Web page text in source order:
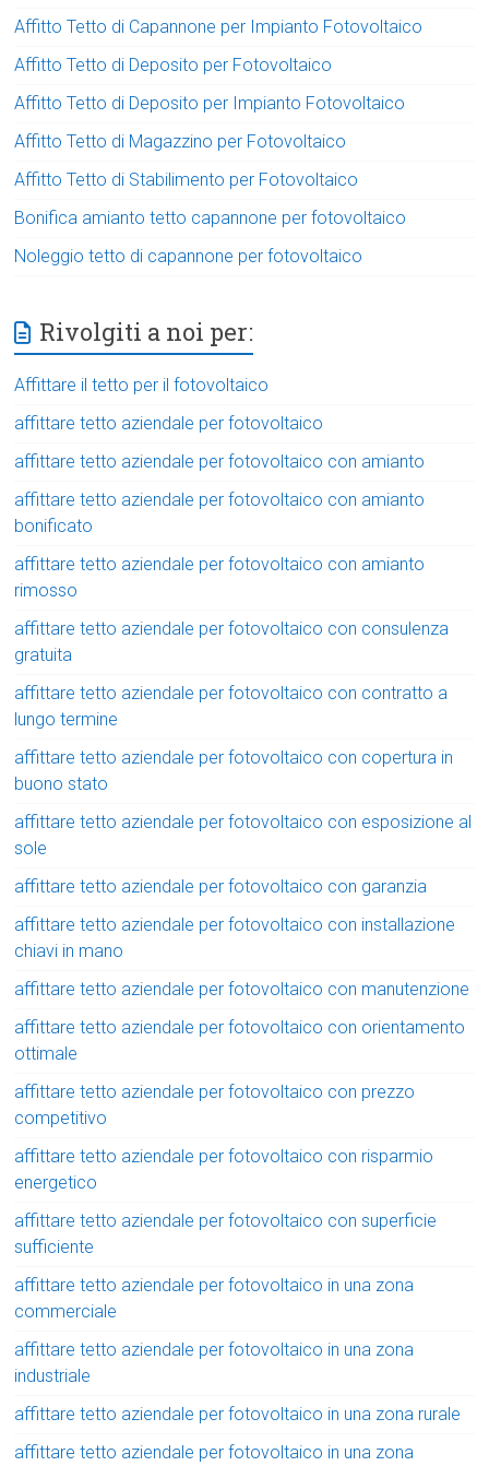
Affitto Tetto di Capannone per Impianto Fotovoltaico
Affitto Tetto di Deposito per Fotovoltaico
Affitto Tetto di Deposito per Impianto Fotovoltaico
Affitto Tetto di Magazzino per Fotovoltaico
Affitto Tetto di Stabilimento per Fotovoltaico
Bonifica amianto tetto capannone per fotovoltaico
Noleggio tetto di capannone per fotovoltaico
Rivolgiti a noi per:
Affittare il tetto per il fotovoltaico
affittare tetto aziendale per fotovoltaico
affittare tetto aziendale per fotovoltaico con amianto
affittare tetto aziendale per fotovoltaico con amianto
bonificato
affittare tetto aziendale per fotovoltaico con amianto
rimosso
affittare tetto aziendale per fotovoltaico con consulenza
gratuita
affittare tetto aziendale per fotovoltaico con contratto a
lungo termine
affittare tetto aziendale per fotovoltaico con copertura in
buono stato
affittare tetto aziendale per fotovoltaico con esposizione al
sole
affittare tetto aziendale per fotovoltaico con garanzia
affittare tetto aziendale per fotovoltaico con installazione
chiavi in mano
affittare tetto aziendale per fotovoltaico con manutenzione
affittare tetto aziendale per fotovoltaico con orientamento
ottimale
affittare tetto aziendale per fotovoltaico con prezzo
competitivo
affittare tetto aziendale per fotovoltaico con risparmio
energetico
affittare tetto aziendale per fotovoltaico con superficie
sufficiente
affittare tetto aziendale per fotovoltaico in una zona
commerciale
affittare tetto aziendale per fotovoltaico in una zona
industriale
affittare tetto aziendale per fotovoltaico in una zona rurale
affittare tetto aziendale per fotovoltaico in una zona